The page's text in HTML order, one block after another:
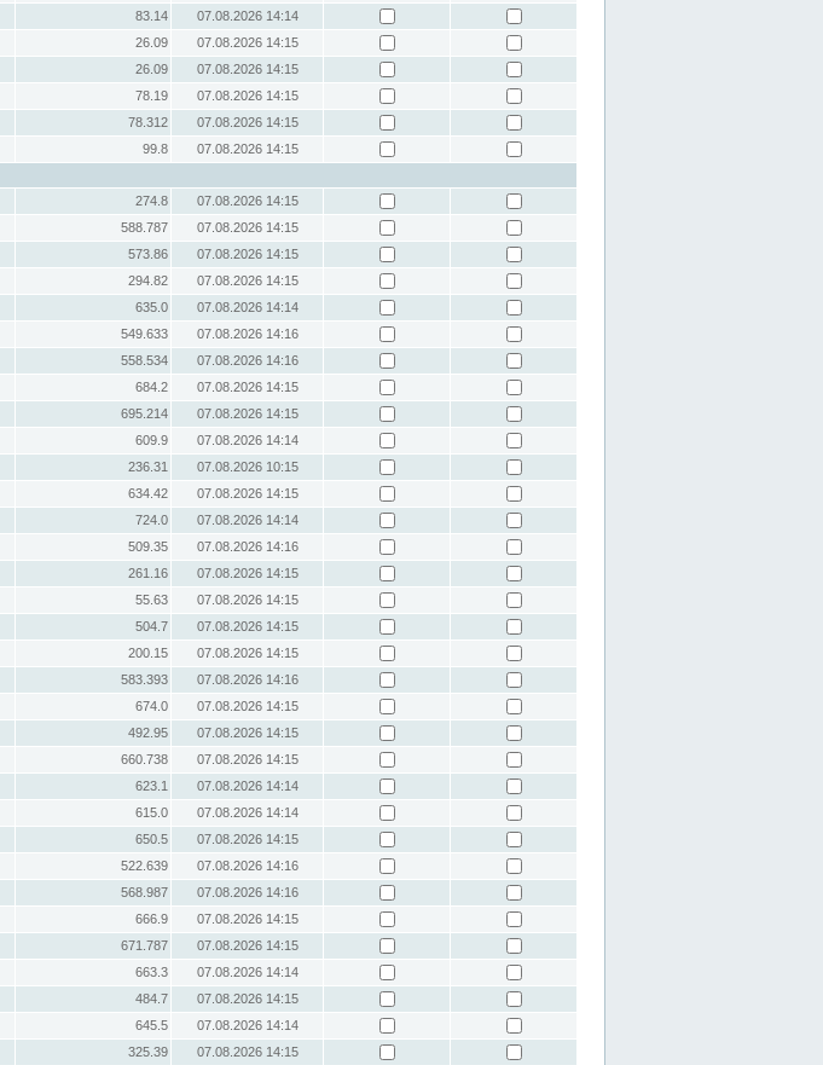
83.14
07.08.2026 14:14
26.09
07.08.2026 14:15
26.09
07.08.2026 14:15
78.19
07.08.2026 14:15
78.312
07.08.2026 14:15
99.8
07.08.2026 14:15
274.8
07.08.2026 14:15
588.787
07.08.2026 14:15
573.86
07.08.2026 14:15
294.82
07.08.2026 14:15
635.0
07.08.2026 14:14
549.633
07.08.2026 14:16
558.534
07.08.2026 14:16
684.2
07.08.2026 14:15
695.214
07.08.2026 14:15
609.9
07.08.2026 14:14
236.31
07.08.2026 10:15
634.42
07.08.2026 14:15
724.0
07.08.2026 14:14
509.35
07.08.2026 14:16
261.16
07.08.2026 14:15
55.63
07.08.2026 14:15
504.7
07.08.2026 14:15
200.15
07.08.2026 14:15
583.393
07.08.2026 14:16
674.0
07.08.2026 14:15
492.95
07.08.2026 14:15
660.738
07.08.2026 14:15
623.1
07.08.2026 14:14
615.0
07.08.2026 14:14
650.5
07.08.2026 14:15
522.639
07.08.2026 14:16
568.987
07.08.2026 14:16
666.9
07.08.2026 14:15
671.787
07.08.2026 14:15
663.3
07.08.2026 14:14
484.7
07.08.2026 14:15
645.5
07.08.2026 14:14
325.39
07.08.2026 14:15